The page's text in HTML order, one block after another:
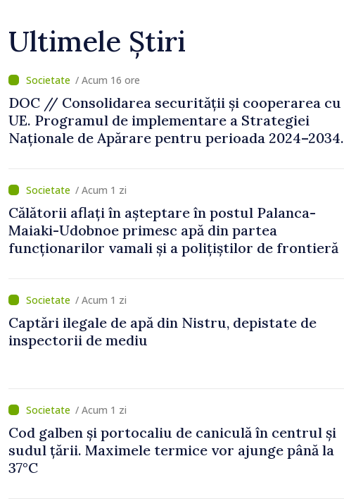
Ultimele Știri
/ Acum 16 ore
DOC // Consolidarea securității și cooperarea cu
UE. Programul de implementare a Strategiei
Naționale de Apărare pentru perioada 2024–2034,
/ Acum 1 zi
Călătorii aflați în așteptare în postul Palanca-
Maiaki-Udobnoe primesc apă din partea
funcționarilor vamali și a polițiștilor de frontieră
/ Acum 1 zi
Captări ilegale de apă din Nistru, depistate de
inspectorii de mediu
/ Acum 1 zi
Cod galben și portocaliu de caniculă în centrul și
sudul țării. Maximele termice vor ajunge până la
37°C